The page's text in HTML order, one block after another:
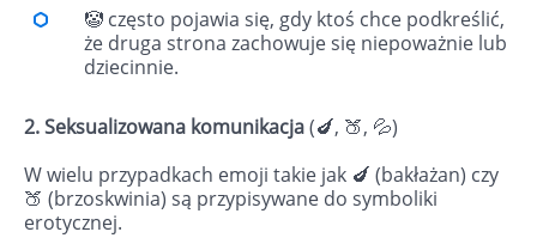
🤡 często pojawia się, gdy ktoś chce podkreślić,
że druga strona zachowuje się niepoważnie lub
dziecinnie.
2. Seksualizowana komunikacja(🍆, 🍑, 💦)
W wielu przypadkach emoji takie jak 🍆 (bakłażan) czy
🍑 (brzoskwinia) są przypisywane do symboliki
erotycznej.